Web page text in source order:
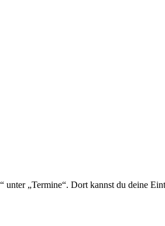
„Termine“. Dort kannst du deine